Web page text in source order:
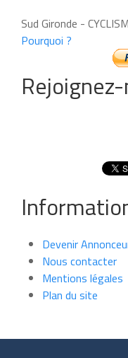
Sud Gironde -
Pourquoi ?
Devenir
Nous contacter
Mentions légales
Plan du site